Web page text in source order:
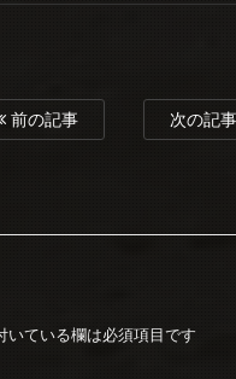
前の記事 次の記事
いている欄は必須項目です